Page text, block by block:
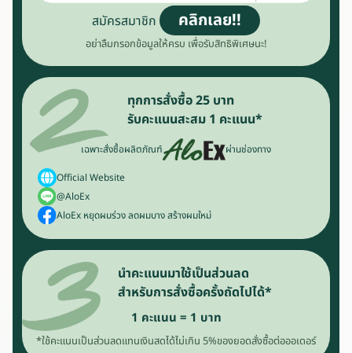
สมัครสมาชิก คลิกเลย!!
อย่าลืมกรอกข้อมูลให้ครบ เพื่อรับสิทธิพิเศษนะ!
ทุกการสั่งซื้อ 25 บาท
รับคะแนนสะสม 1 คะแนน*
เฉพาะสั่งซื้อผลิตภัณฑ์ ผ่านช่องทาง
Official Website
@AloEx
AloEx หยุดผมร่วง ลดผมบาง สร้างผมใหม่
นำคะแนนมาใช้เป็นส่วนลด
สำหรับการสั่งซื้อครั้งถัดไปได้*
1 คะแนน = 1 บาท
*ใช้คะแนนเป็นส่วนลดแทนเงินสดได้ไม่เกิน 5%ของยอดสั่งซื้อต่อออเดอร์